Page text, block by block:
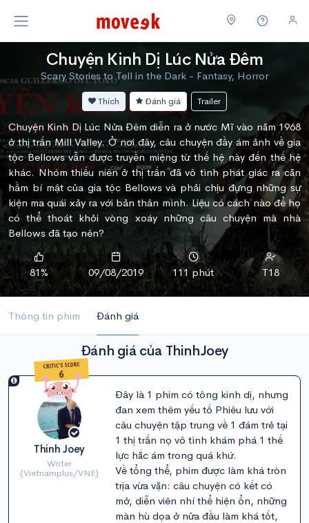
Chuyện Kinh Dị Lúc Nửa Đêm
Scary Stories to Tell in the Dark - Fantasy, Horror
Thích Đánh giá Trailer
Chuyện Kinh Dị Lúc Nửa Đêm diễn ra ở nước Mĩ vào năm 1968
ở thị trấn Mill Valley. Ở nơi đây, câu chuyện đầy ám ảnh về gia
tộc Bellows vẫn được truyền miệng từ thế hệ này đến thế hệ
khác. Nhóm thiếu niên ở thị trấn đã vô tình phát giác ra căn
hầm bí mật của gia tộc Bellows và phải chịu đựng những sự
kiện ma quái xảy ra với bản thân mình. Liệu có cách nào để họ
có thể thoát khỏi vòng xoáy những câu chuyện mà nhà
Bellows đã tạo nên?
81% 09/08/2019 111 phút T18
Thông tin phim Đánh giá
Đánh giá của ThinhJoey
Thinh Joey
Writer
(Vietnamplus/VNE)
Đây là 1 phim có tông kinh dị, nhưng
đan xem thêm yếu tố Phiêu lưu với
câu chuyện tập trung về 1 đám trẻ tại
1 thị trấn nọ vô tình khám phá 1 thế
lực hắc ám trong quá khứ.
Về tổng thể, phim được làm khá tròn
trịa vừa vặn: câu chuyện có kết có
mở, diễn viên nhí thể hiện ổn, những
màn hù dọa ở nửa đầu làm khá tốt,